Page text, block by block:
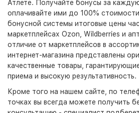
Атлете. Получайте бонусы за каждую
оплачивайте ими до 100%
бонусной системы итоговые цены
маркетплейсах Ozon, Wildberries и
отличие от маркетплейсов в
интернет-магазина представлены
качественные товары,
приема и высокую результативность.
Кроме того на нашем сайте, по
точках вы всегда можете получить